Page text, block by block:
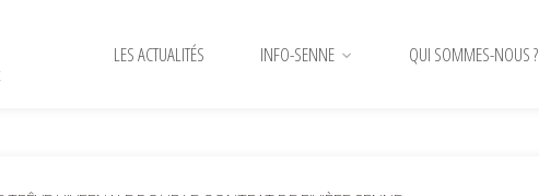
LES ACTUALITÉS INFO-SENNE QUI SOMMES-NOUS ?
bois-des-rocs-01-2026